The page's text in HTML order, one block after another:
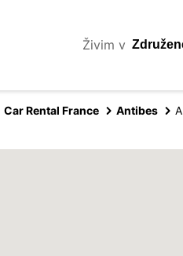
Živim v
Car Rental France Antibes